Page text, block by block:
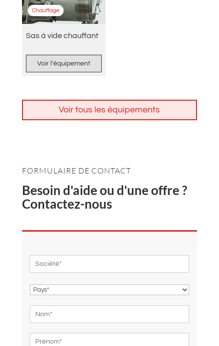
Chauffage
Sas à vide chauffant
Voir l’équipement
Voir tous les équipements
FORMULAIRE DE CONTACT
Besoin d'aide ou d'une offre ?
Contactez-nous